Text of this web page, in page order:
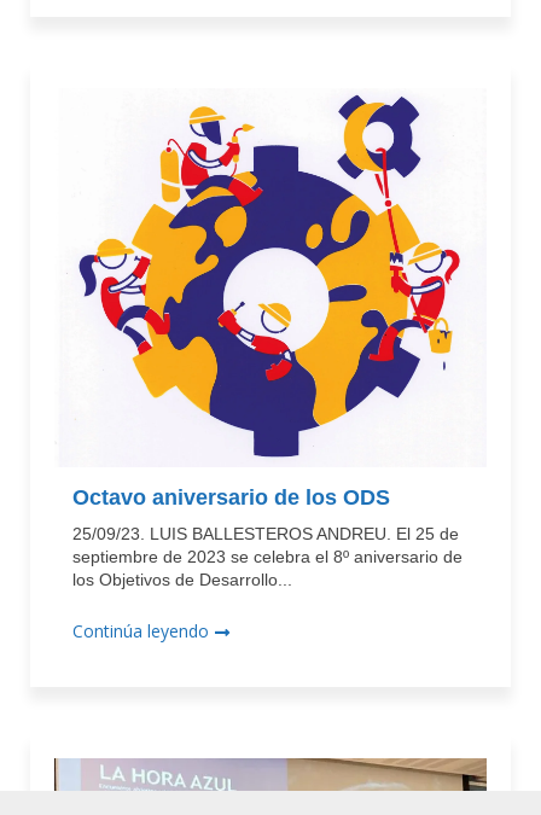
Octavo aniversario de los ODS
25/09/23. LUIS BALLESTEROS ANDREU. El 25 de
septiembre de 2023 se celebra el 8º aniversario de
los Objetivos de Desarrollo...
Continúa leyendo